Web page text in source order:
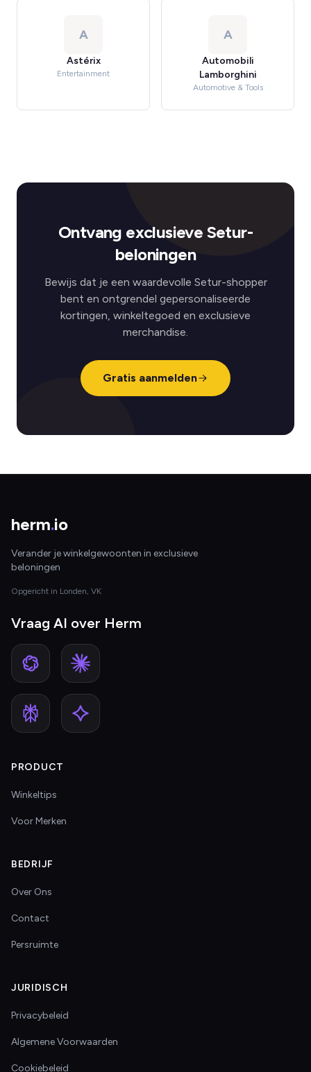
A
Astérix
Entertainment
A
Automobili
Lamborghini
Automotive & Tools
Ontvang exclusieve Setur-
beloningen
Bewijs dat je een waardevolle Setur-shopper
bent en ontgrendel gepersonaliseerde
kortingen, winkeltegoed en exclusieve
merchandise.
Gratis aanmelden
herm.io
Verander je winkelgewoonten in exclusieve
beloningen
Opgericht in Londen, VK
Vraag AI over Herm
PRODUCT
Winkeltips
Voor Merken
BEDRIJF
Over Ons
Contact
Persruimte
JURIDISCH
Privacybeleid
Algemene Voorwaarden
Cookiebeleid